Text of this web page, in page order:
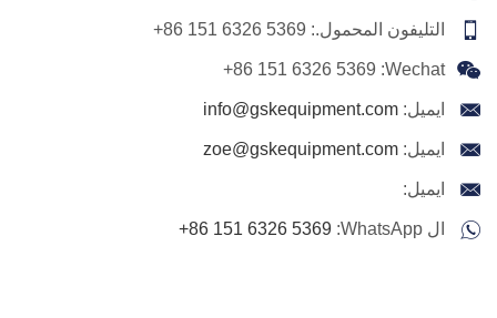
التليفون المحمول.: +86 151 6326 5369
Wechat:
+86 151 6326 5369
ايميل: info@gskequipment.com
ايميل: zoe@gskequipment.com
ايميل:
ال WhatsApp: +86 151 6326 5369